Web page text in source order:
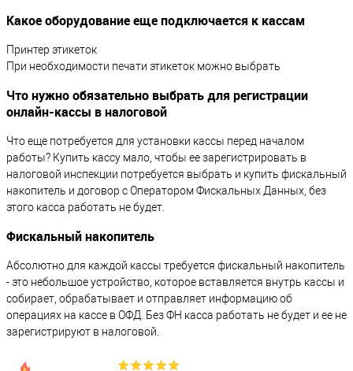
Какое оборудование еще подключается к кассам
Принтер этикеток
При необходимости печати этикеток можно выбрать
Что нужно обязательно выбрать для регистрации
онлайн-кассы в налоговой
Что еще потребуется для установки кассы перед началом
работы? Купить кассу мало, чтобы ее зарегистрировать в
налоговой инспекции потребуется выбрать и купить фискальный
накопитель и договор с Оператором Фискальных Данных, без
этого касса работать не будет.
Фискальный накопитель
Абсолютно для каждой кассы требуется фискальный накопитель
- это небольшое устройство, которое вставляется внутрь кассы и
собирает, обрабатывает и отправляет информацию об
операциях на кассе в ОФД. Без ФН касса работать не будет и ее не
зарегистрируют в налоговой.